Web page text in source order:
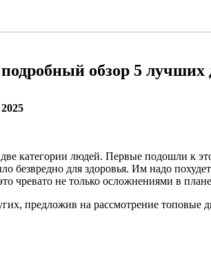
обзор 5 лучших
категории людей. Первые подошли к
безвредно для здоровья. Им надо
чревато не только осложнениями в
предложив на рассмотрение топовые